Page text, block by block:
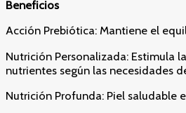
Beneficios
Acción Prebiótica: Mantiene el
Nutrición Personalizada: Estimula
nutrientes según las necesidades
Nutrición Profunda: Piel saludable